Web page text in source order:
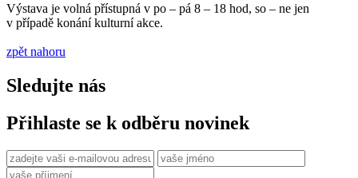
Výstava je volná přístupná v po – pá 8 – 18 hod, so – ne jen
v případě konání kulturní akce.
zpět nahoru
Sledujte nás
Přihlaste se k odběru novinek